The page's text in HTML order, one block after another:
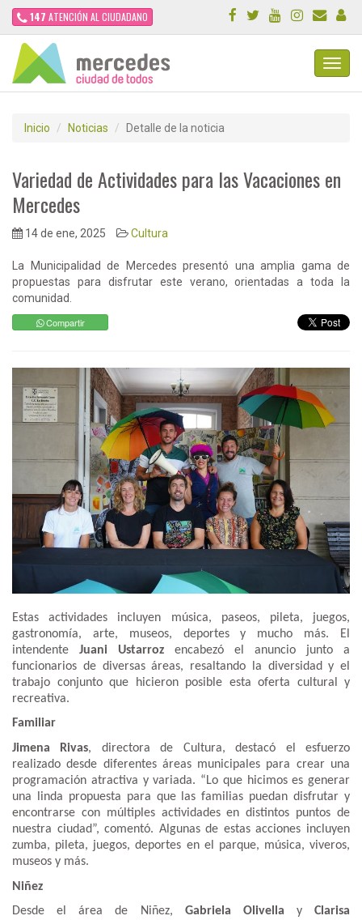
147 ATENCIÓN AL CIUDADANO
Inicio Noticias Detalle de la noticia
Variedad de Actividades para las Vacaciones en
Mercedes
14 de ene, 2025 Cultura
La Municipalidad de Mercedes presentó una amplia gama de
propuestas para disfrutar este verano, orientadas a toda la
comunidad.
Compartir
Estas actividades incluyen música, paseos, pileta, juegos,
gastronomía, arte, museos, deportes y mucho más. El
intendente
Juani Ustarroz encabezó el anuncio junto a
funcionarios de diversas áreas, resaltando la diversidad y el
trabajo conjunto que hicieron posible esta oferta cultural y
recreativa.
Familiar
Jimena Rivas, directora de Cultura, destacó el esfuerzo
realizado desde diferentes áreas municipales para crear una
programación atractiva y variada. “Lo que hicimos es generar
una linda propuesta para que las familias puedan disfrutar y
encontrarse con múltiples actividades en distintos puntos de
nuestra ciudad”, comentó. Algunas de estas acciones incluyen
zumba, pileta, juegos, deportes en el parque, música, viveros,
museos y más.
Niñez
Desde el área de Niñez, Gabriela Olivella y Clarisa